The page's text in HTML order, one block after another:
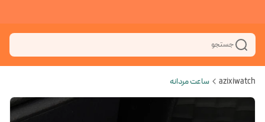
جستجو
azixiwatch ساعت مردانه